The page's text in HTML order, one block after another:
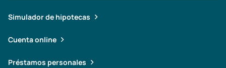
Simulador de hipotecas
Cuenta online
Préstamos personales